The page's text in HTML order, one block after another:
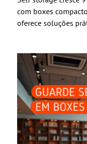
com boxes
oferece soluções